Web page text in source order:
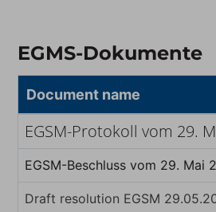
EGMS-Dokumente
Document name
EGSM-Protokoll vom 29.
EGSM-Beschluss vom 29. Mai
Draft resolution EGSM